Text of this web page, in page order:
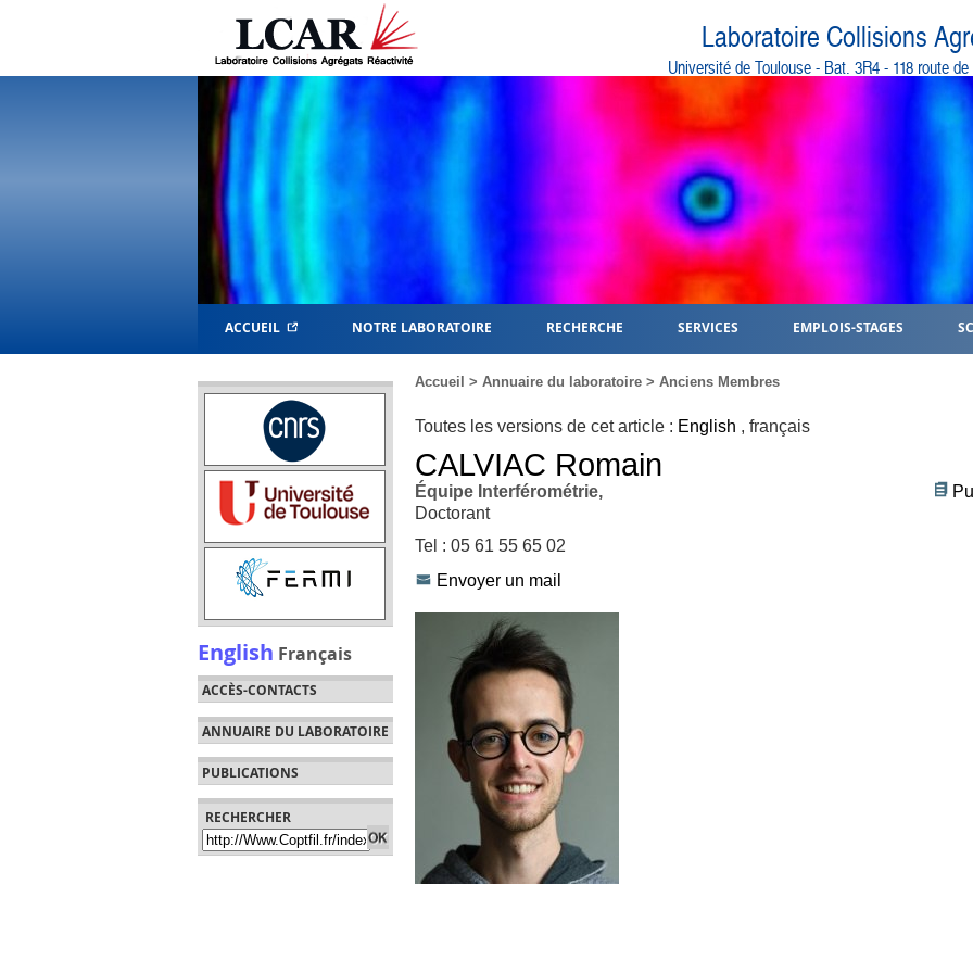
Laboratoire Collisions
Université de Toulouse - Bat. 3R4 - 118 route
ACCUEIL NOTRE LABORATOIRE RECHERCHE SERVICES EMPLOIS-STAGES
English Français
ACCÈS-CONTACTS
ANNUAIRE DU LABORATOIRE
PUBLICATIONS
RECHERCHER
Accueil > Annuaire du laboratoire > Anciens Membres
Toutes les versions de cet article : English , français
CALVIAC Romain
Équipe Interférométrie,
Doctorant
Tel : 05 61 55 65 02
Envoyer un mail